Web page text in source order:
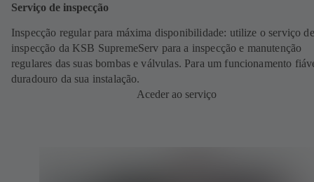
Serviço de inspecção
Inspecção regular para máxima disponibilidade: utilize o serviço de
inspecção da KSB SupremeServ para a inspecção e manutenção
regulares das suas bombas e válvulas. Para um funcionamento
duradouro da sua instalação.
Aceder ao serviço